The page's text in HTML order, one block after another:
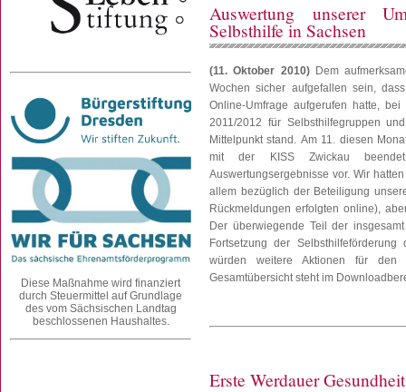
Diese Maßnahme wird finanziert
durch Steuermittel auf Grundlage
des vom Sächsischen Landtag
beschlossenen Haushaltes.
Auswertung unserer
Selbsthilfe in Sachsen
(11. Oktober 2010)Dem
Wochen sicher aufgefallen sein,
Online-Umfrage aufgerufen hatte,
2011/2012 für Selbsthilfegruppen
Mittelpunkt stand. Am 11. diesen
mit der KISS Zwickau
Auswertungsergebnisse vor. Wir
allem bezüglich der Beteiligung
Rückmeldungen erfolgten online),
Der überwiegende Teil der
Fortsetzung der
würden weitere Aktionen für den
Gesamtübersicht steht im
Erste Werdauer